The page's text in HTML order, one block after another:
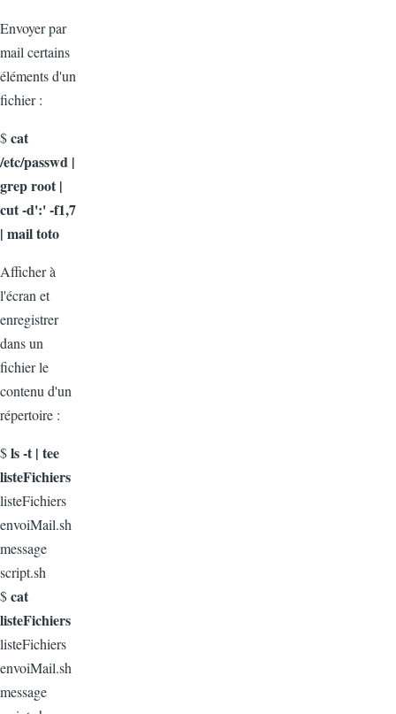
Envoyer par
mail certains
éléments d'un
fichier :
$cat
/etc/passwd |
grep root |
cut -d':' -f1,7
| mail toto
Afficher à
l'écran et
enregistrer
dans un
fichier le
contenu d'un
répertoire :
$ls -t | tee
listeFichiers
listeFichiers
envoiMail.sh
message
script.sh
$cat
listeFichiers
listeFichiers
envoiMail.sh
message